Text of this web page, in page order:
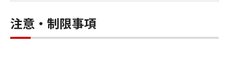
ン株式会社およびキヤノンのライセンサー
は、本ソフトウェアの使用に付随または関
連して生ずる直接的または間接的な損失、
注意・制限事項